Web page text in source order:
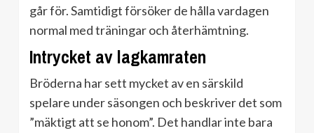
går för. Samtidigt försöker de hålla vardagen
normal med träningar och återhämtning.
Intrycket av lagkamraten
Bröderna har sett mycket av en särskild
spelare under säsongen och beskriver det som
”mäktigt att se honom”. Det handlar inte bara